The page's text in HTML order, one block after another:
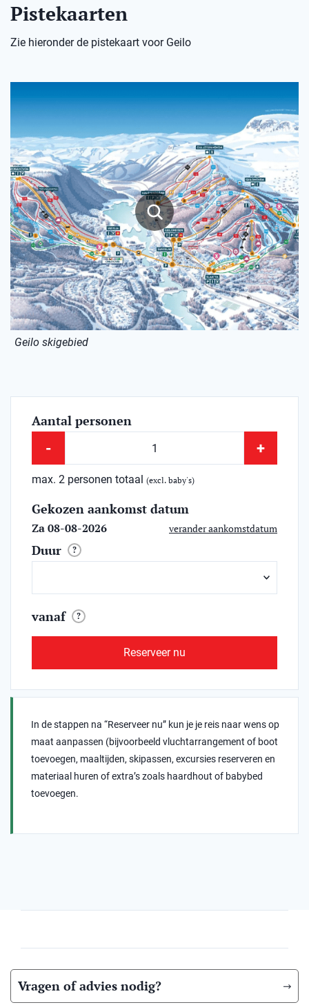
Pistekaarten
Zie hieronder de pistekaart voor Geilo
Geilo skigebied
Aantal personen
- +
max. 2 personen totaal (excl. baby's)
Gekozen aankomst datum
Za 08-08-2026 verander aankomstdatum
Duur ?
vanaf ?
Reserveer nu
In de stappen na “Reserveer nu” kun je je reis naar wens op
maat aanpassen (bijvoorbeeld vluchtarrangement of boot
toevoegen, maaltijden, skipassen, excursies reserveren en
materiaal huren of extra’s zoals haardhout of babybed
toevoegen.
Vragen of advies nodig?